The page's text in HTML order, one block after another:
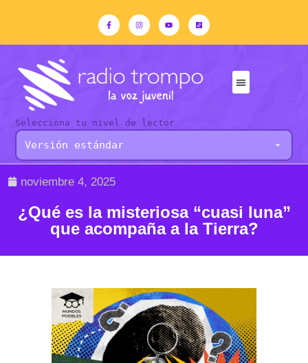
Selecciona tu nivel de lector
noviembre 4, 2025
¿Qué es la misteriosa “cuasi luna”
que acompaña a la Tierra?